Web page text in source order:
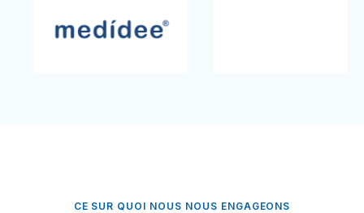
CE SUR QUOI NOUS NOUS ENGAGEONS